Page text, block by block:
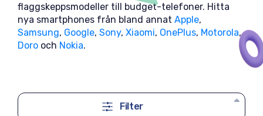
flaggskeppsmodeller till budget-telefoner. Hitta
nya smartphones från bland annat Apple,
Samsung, Google, Sony, Xiaomi, OnePlus, Motorola,
Doro och Nokia.
Filter